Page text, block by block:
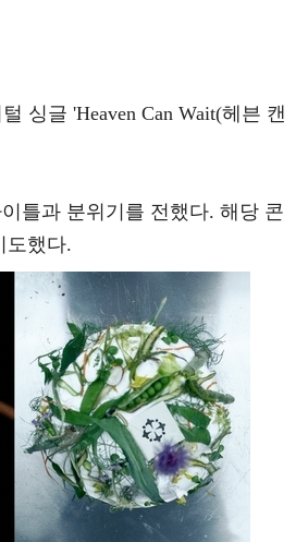
싱글 'Heaven Can Wait(헤븐 캔
틀과 분위기를 전했다. 해당 콘
도했다.